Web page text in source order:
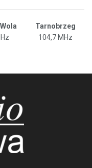
Tarnobrzeg
104,7 MHz